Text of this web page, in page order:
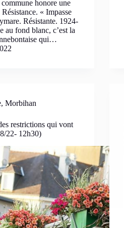
honore une
« Impasse
Résistante. 1924-
au fond blanc, c’est la
qui…
,Morbihan
restrictions qui vont
22- 12h30)